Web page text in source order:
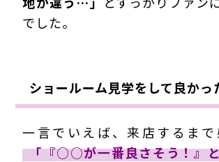
でした。
ショールーム見学をして良かっ
一言でいえば、来店するま
「『○○が一番良さそう！』